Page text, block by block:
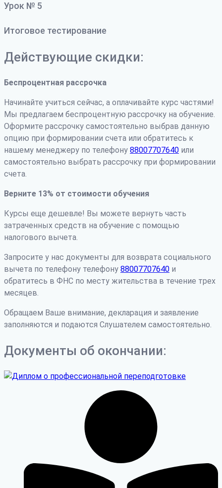
Урок № 5
Итоговое тестирование
Действующие скидки:
Беспроцентная рассрочка
Начинайте учиться сейчас, а оплачивайте курс частями!
Мы предлагаем беспроцентную рассрочку на обучение.
Оформите рассрочку самостоятельно выбрав данную
опцию при формировании счета или обратитесь к
нашему менеджеру по телефону 88007707640 или
самостоятельно выбрать рассрочку при формировании
счета.
Верните 13% от стоимости обучения
Курсы еще дешевле! Вы можете вернуть часть
затраченных средств на обучение с помощью
налогового вычета.
Запросите у нас документы для возврата социального
вычета по телефону телефону 88007707640 и
обратитесь в ФНС по месту жительства в течение трех
месяцев.
Обращаем Ваше внимание, декларация и заявление
заполняются и подаются Слушателем самостоятельно.
Документы об окончании: